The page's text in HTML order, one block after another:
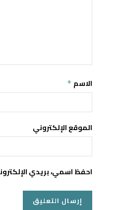
الاسم *
الموقع الإلكتروني
احفظ اسمي، بريدي